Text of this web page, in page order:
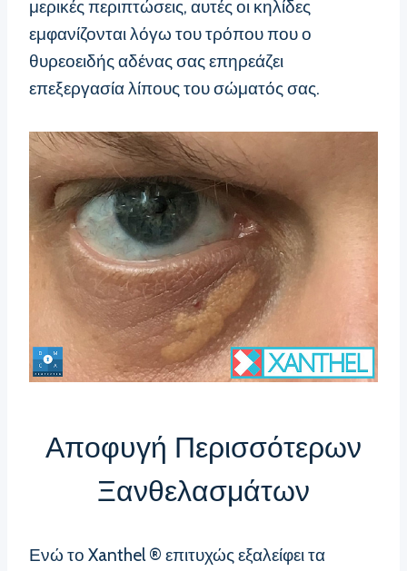
μερικές περιπτώσεις, αυτές οι κηλίδες
εμφανίζονται λόγω του τρόπου που ο
θυρεοειδής αδένας σας επηρεάζει
επεξεργασία λίπους του σώματός σας.
Αποφυγή Περισσότερων
Ξανθελασμάτων
Ενώ το Xanthel ® επιτυχώς εξαλείφει τα